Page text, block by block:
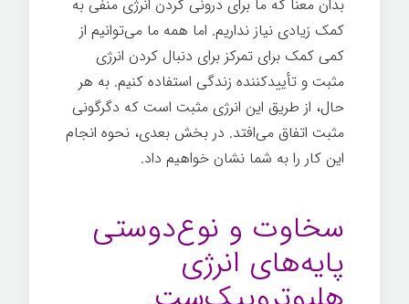
بدان معنا که ما برای درونی کردن انرژی منفی به
کمک زیادی نیاز نداریم. اما همه ما می‌توانیم از
کمی کمک برای تمرکز برای دنبال کردن انرژی
مثبت و تأییدکننده زندگی استفاده کنیم. به هر
حال، از طریق این انرژی مثبت است که دگرگونی
مثبت اتفاق می‌افتد. در بخش بعدی، نحوه انجام
این کار را به شما نشان خواهیم داد.
سخاوت و نوع‌دوستی
پایه‌های انرژی